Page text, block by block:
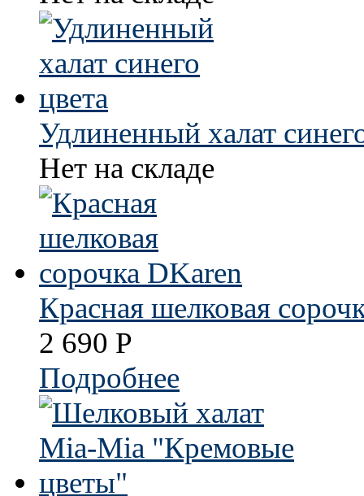
Удлиненный халат
Нет на складе
Красная шелковая
2 690 Р
Подробнее